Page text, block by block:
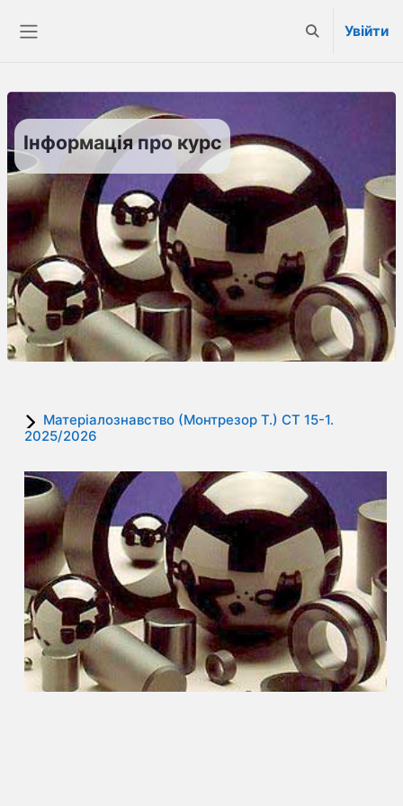
Переключити
Увійти
Інформація про курс
Матеріалознавство (Монтрезор Т.) СТ 15-1.
2025/2026